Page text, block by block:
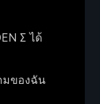
Σ ได้
มของฉัน